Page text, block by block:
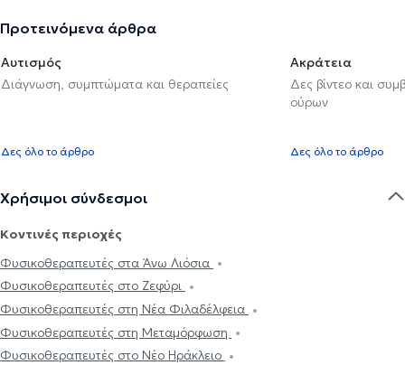
Προτεινόμενα άρθρα
Αυτισμός
Διάγνωση, συμπτώματα και θεραπείες
Δες όλο το άρθρο
Ακράτεια
Δες βίντεο και
ούρων
Δες όλο το άρθρο
Χρήσιμοι σύνδεσμοι
Κοντινές περιοχές
Φυσικοθεραπευτές στα Άνω Λιόσια
Φυσικοθεραπευτές στο Ζεφύρι
Φυσικοθεραπευτές στη Νέα Φιλαδέλφεια
Φυσικοθεραπευτές στη Μεταμόρφωση
Φυσικοθεραπευτές στο Νέο Ηράκλειο